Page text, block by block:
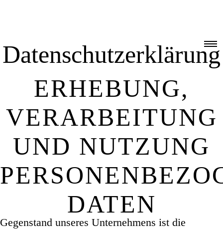
Datenschutzerklärung
ERHEBUNG,
VERARBEITUNG
UND NUTZUNG
DATEN
Gegenstand unseres Unternehmens ist die